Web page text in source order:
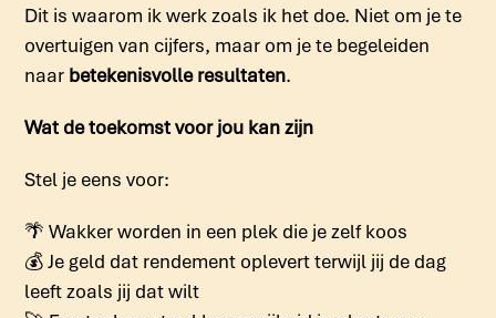
Dit is waarom ik werk zoals ik het doe. Niet om je te
overtuigen van cijfers, maar om je te begeleiden
naar betekenisvolle resultaten.
Wat de toekomst voor jou kan zijn
Stel je eens voor:
🌴 Wakker worden in een plek die je zelf koos
💰Je geld dat rendement oplevert terwijl jij de dag
leeft zoals jij dat wilt